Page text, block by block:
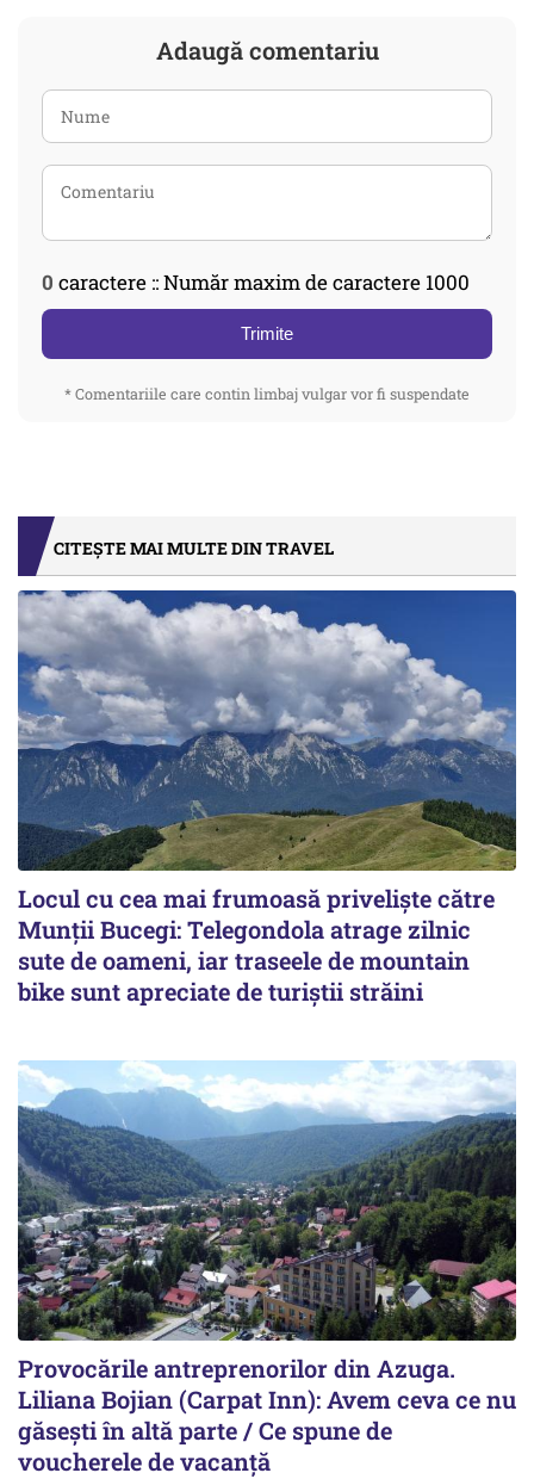
Adaugă comentariu
0 caractere :: Număr maxim de caractere 1000
Trimite
* Comentariile care contin limbaj vulgar vor fi suspendate
CITEȘTE MAI MULTE DIN TRAVEL
Locul cu cea mai frumoasă priveliște către
Munții Bucegi: Telegondola atrage zilnic
sute de oameni, iar traseele de mountain
bike sunt apreciate de turiștii străini
Provocările antreprenorilor din Azuga.
Liliana Bojian (Carpat Inn): Avem ceva ce nu
găsești în altă parte / Ce spune de
voucherele de vacanță